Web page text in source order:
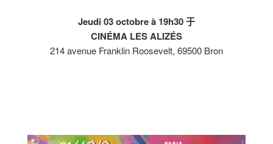
Jeudi 03 octobre à 19h30于
CINÉMA LES ALIZÉS
214 avenue Franklin Roosevelt, 69500 Bron